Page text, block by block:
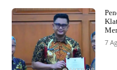
7